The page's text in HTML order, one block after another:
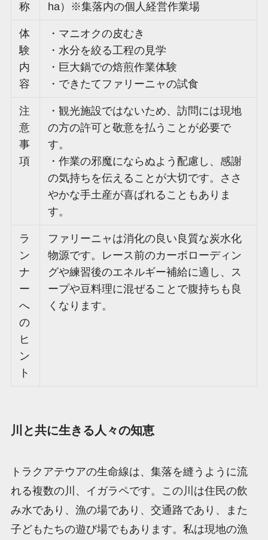
称
ha）※集落内の個人経営作業場
体
験
内
容
・マニオクの皮むき
・水分を絞る工程の見学
・巨大鍋での焙煎作業体験
・できたてファリーニャの試食
注
意
事
項
・観光施設ではないため、訪問には現地
の方の許可と敬意を払うことが必要で
す。
・作業の邪魔にならぬよう配慮し、感謝
の気持ちを伝えることが大切です。ささ
やかな手土産が喜ばれることもありま
す。
ラ
ン
ナ
ー
へ
の
ヒ
ン
ト
ファリーニャは消化の良い良質な炭水化
物源です。レース前のカーボローディン
グや練習後のエネルギー補給に適し、ス
ープや豆料理に混ぜることで腹持ちも良
くなります。
川と共に生きる人々の知恵
トラクアテウアの生命線は、集落を縫うように流
れる複数の川、イガラペです。この川は住民の飲
み水であり、漁の場であり、交通路であり、また
子どもたちの遊び場でもあります。私は現地の漁